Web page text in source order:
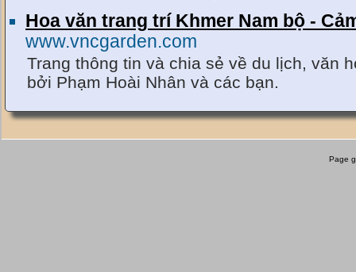
Hoa văn trang trí Khmer Nam bộ -
www.vncgarden.com
Trang thông tin và chia sẻ về du lịch, văn
bởi Phạm Hoài Nhân và các bạn.
Page